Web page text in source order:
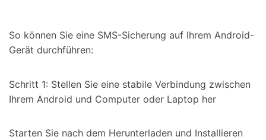
So können Sie eine SMS-Sicherung auf Ihrem Android-
Gerät durchführen:
Schritt 1: Stellen Sie eine stabile Verbindung zwischen
Ihrem Android und Computer oder Laptop her
Starten Sie nach dem Herunterladen und Installieren